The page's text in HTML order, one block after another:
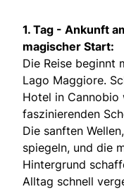
1. Tag - Ankunft
magischer Start:
Die Reise beginnt
Lago Maggiore.
Hotel in Cannobio
faszinierenden
Die sanften
spiegeln, und die
Hintergrund
Alltag schnell